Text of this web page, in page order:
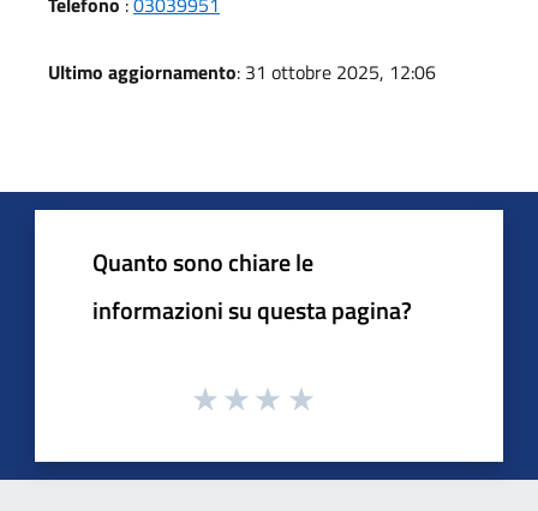
Ultimo aggiornamento: 31 ottobre 2025, 12:06
Quanto sono chiare le
informazioni su questa pagina?